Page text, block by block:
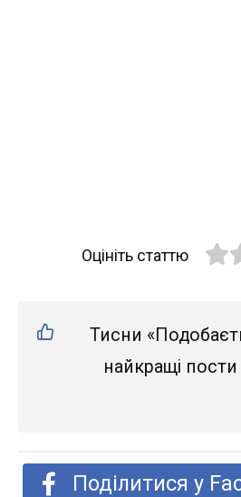
Оцініть статтю
Тисни
найкращі
Поділитися у